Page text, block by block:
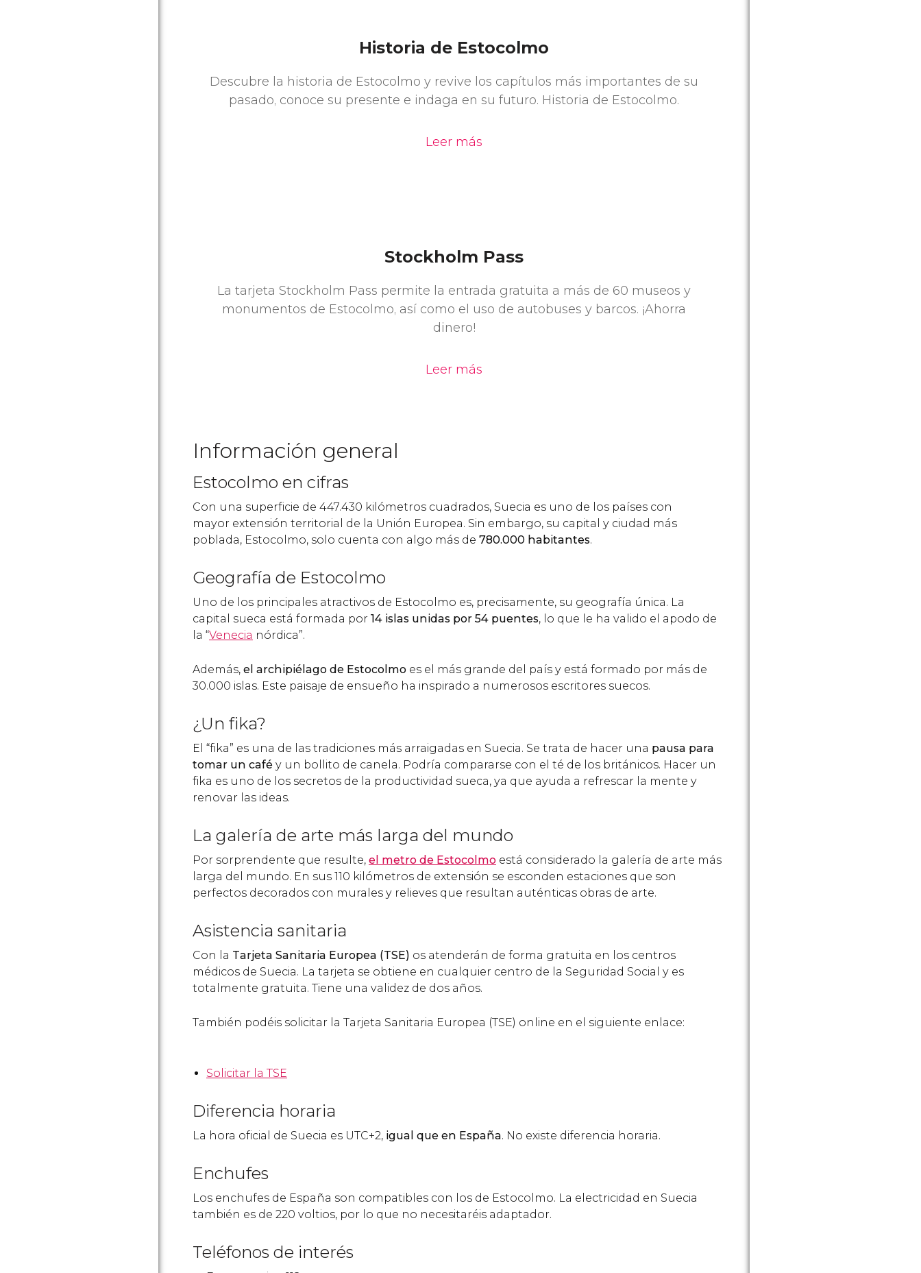
Historia de Estocolmo
Descubre la historia de Estocolmo y revive los capítulos más importantes de su
pasado, conoce su presente e indaga en su futuro. Historia de Estocolmo.
Leer más
Stockholm Pass
La tarjeta Stockholm Pass permite la entrada gratuita a más de 60 museos y
monumentos de Estocolmo, así como el uso de autobuses y barcos. ¡Ahorra
dinero!
Leer más
Información general
Estocolmo en cifras
Con una superficie de 447.430 kilómetros cuadrados, Suecia es uno de los países con
mayor extensión territorial de la Unión Europea. Sin embargo, su capital y ciudad más
poblada, Estocolmo, solo cuenta con algo más de 780.000 habitantes.
Geografía de Estocolmo
Uno de los principales atractivos de Estocolmo es, precisamente, su geografía única. La
capital sueca está formada por 14 islas unidas por 54 puentes, lo que le ha valido el apodo de
la “Venecia nórdica”.
Además, el archipiélago de Estocolmo es el más grande del país y está formado por más de
30.000 islas. Este paisaje de ensueño ha inspirado a numerosos escritores suecos.
¿Un fika?
El “fika” es una de las tradiciones más arraigadas en Suecia. Se trata de hacer una pausa para
tomar un café y un bollito de canela. Podría compararse con el té de los británicos. Hacer un
fika es uno de los secretos de la productividad sueca, ya que ayuda a refrescar la mente y
renovar las ideas.
La galería de arte más larga del mundo
Por sorprendente que resulte, el metro de Estocolmo está considerado la galería de arte más
larga del mundo. En sus 110 kilómetros de extensión se esconden estaciones que son
perfectos decorados con murales y relieves que resultan auténticas obras de arte.
Asistencia sanitaria
Con la Tarjeta Sanitaria Europea (TSE) os atenderán de forma gratuita en los centros
médicos de Suecia. La tarjeta se obtiene en cualquier centro de la Seguridad Social y es
totalmente gratuita. Tiene una validez de dos años.
También podéis solicitar la Tarjeta Sanitaria Europea (TSE) online en el siguiente enlace:
Solicitar la TSE
Diferencia horaria
La hora oficial de Suecia es UTC+2, igual que en España. No existe diferencia horaria.
Enchufes
Los enchufes de España son compatibles con los de Estocolmo. La electricidad en Suecia
también es de 220 voltios, por lo que no necesitaréis adaptador.
Teléfonos de interés